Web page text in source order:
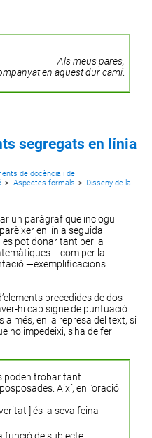
Als meus pares,
en aquest dur camí.
segregats en línia
de docència i de
> Aspectes formals > Disseny de la
un paràgraf que inclogui
en línia seguida
pot donar tant per la
com per la
—exemplificacions
precedides de dos
hi cap signe de puntuació
a més, en la represa del text, si
ho impedeixi, s’ha de fer
poden trobar tant
Així, en l’oració
] és la seva feina